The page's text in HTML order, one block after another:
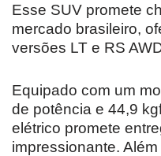
Esse SUV promete
mercado brasileiro,
versões LT e RS
Equipado com um
de potência e 44,9
elétrico promete
impressionante.